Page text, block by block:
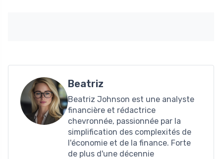
Beatriz
Beatriz Johnson est une analyste
financière et rédactrice
chevronnée, passionnée par la
simplification des complexités de
l'économie et de la finance. Forte
de plus d'une décennie